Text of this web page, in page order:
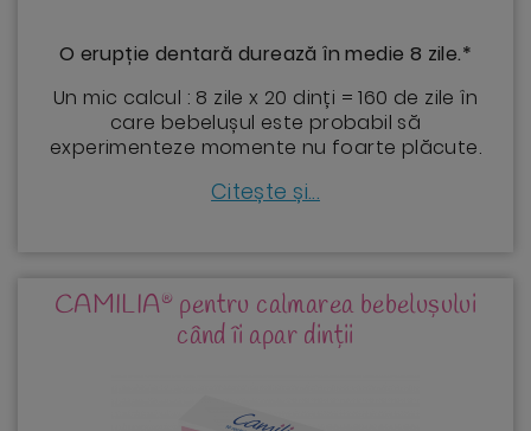
O erupție dentară durează în medie 8 zile.*
Un mic calcul : 8 zile x 20 dinți = 160 de zile în
care bebelușul este probabil să
experimenteze momente nu foarte plăcute.
Citește și...
CAMILIA® pentru calmarea bebelușului
când îi apar dinții